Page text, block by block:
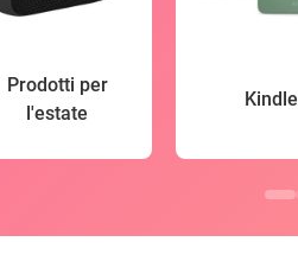
Prodotti per
l'estate
Kindle